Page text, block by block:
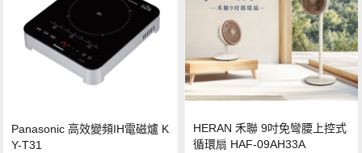
Panasonic 高效變頻IH電磁爐 K
Y-T31
HERAN 禾聯 9吋免彎腰上控式
循環扇 HAF-09AH33A